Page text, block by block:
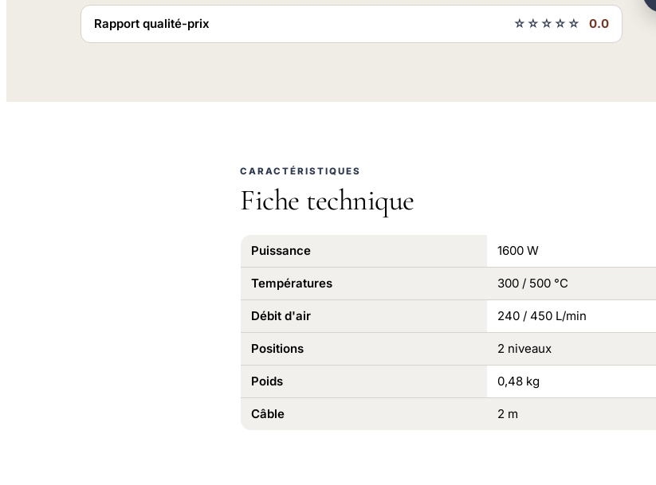
Rapport qualité-prix ☆☆☆☆☆ 0.0
CARACTÉRISTIQUES
Fiche technique
Puissance 1600 W
Températures 300 / 500 °C
Débit d'air 240 / 450 L/min
Positions 2 niveaux
Poids 0,48 kg
Câble 2 m